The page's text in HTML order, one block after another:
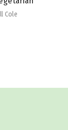
Habib